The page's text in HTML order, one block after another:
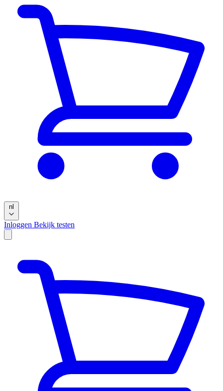
nl
Inloggen Bekijk testen